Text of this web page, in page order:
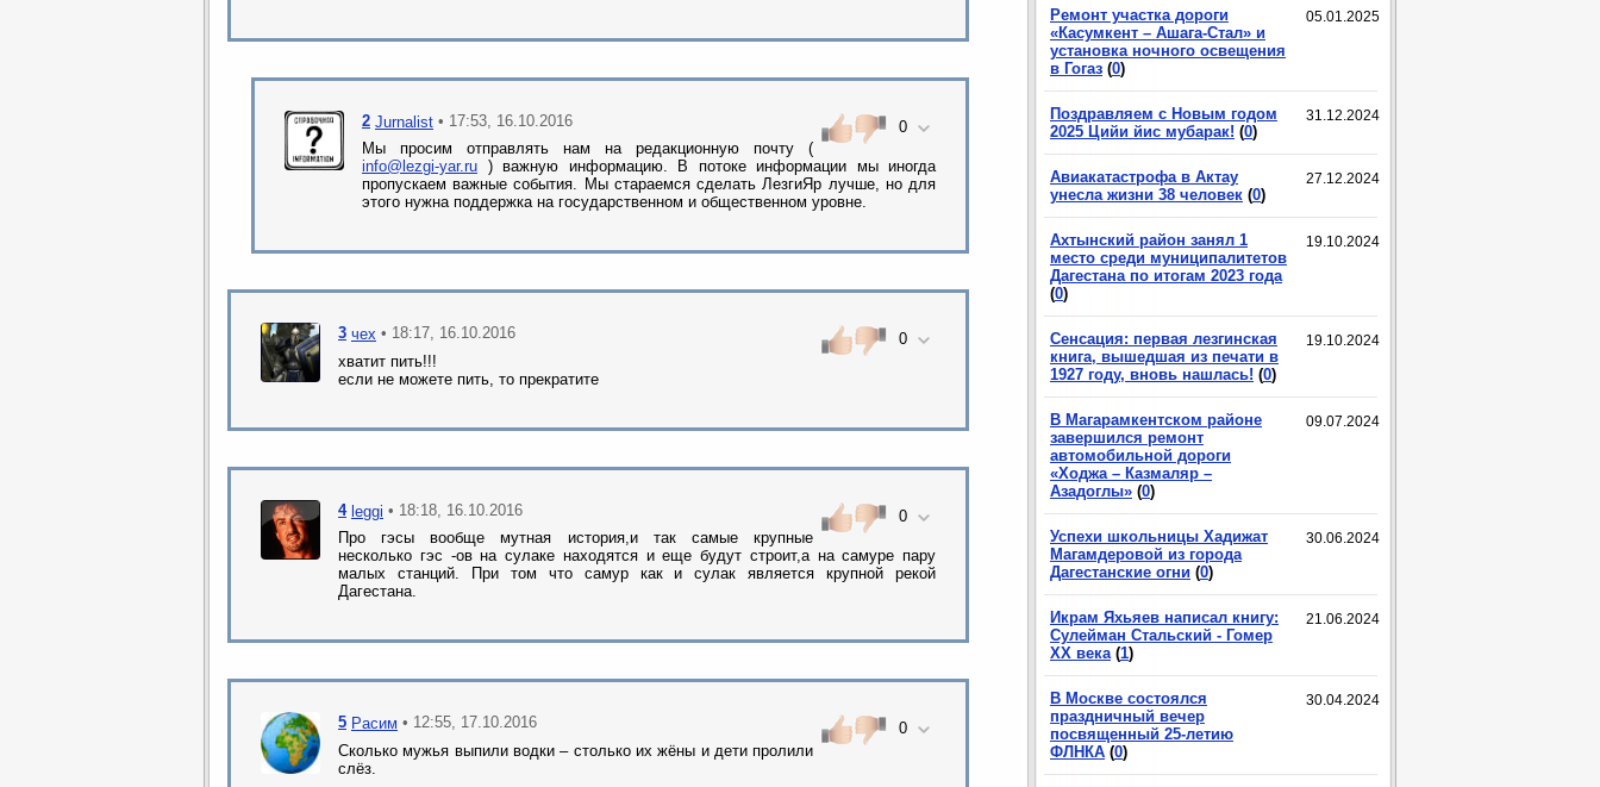
05.01.2025
Ремонт участка дороги
«Касумкент – Ашага-Стал» и
установка ночного освещения
в Гогаз (0)
31.12.2024
Поздравляем с Новым годом
2025 Цийи йис мубарак! (0)
27.12.2024
Авиакатастрофа в Актау
унесла жизни 38 человек (0)
19.10.2024
Ахтынский район занял 1
место среди муниципалитетов
Дагестана по итогам 2023 года
(0)
19.10.2024
Сенсация: первая лезгинская
книга, вышедшая из печати в
1927 году, вновь нашлась! (0)
09.07.2024
В Магарамкентском районе
завершился ремонт
автомобильной дороги
«Ходжа – Казмаляр –
Азадоглы» (0)
30.06.2024
Успехи школьницы Хадижат
Магамдеровой из города
Дагестанские огни (0)
21.06.2024
Икрам Яхьяев написал книгу:
Сулейман Стальский - Гомер
XX века (1)
30.04.2024
В Москве состоялся
праздничный вечер
посвященный 25-летию
ФЛНКА (0)
0
2 Jurnalist • 17:53, 16.10.2016
Мы просим отправлять нам на редакционную почту (
info@lezgi-yar.ru ) важную информацию. В потоке информации мы иногда
пропускаем важные события. Мы стараемся сделать ЛезгиЯр лучше, но для
этого нужна поддержка на государственном и общественном уровне.
0
3 чех • 18:17, 16.10.2016
хватит пить!!!
если не можете пить, то прекратите
0
4 leggi • 18:18, 16.10.2016
Про гэсы вообще мутная история,и так самые крупные
несколько гэс -ов на сулаке находятся и еще будут строит,а на самуре пару
малых станций. При том что самур как и сулак является крупной рекой
Дагестана.
0
5 Расим • 12:55, 17.10.2016
Сколько мужья выпили водки – столько их жёны и дети пролили
слёз.